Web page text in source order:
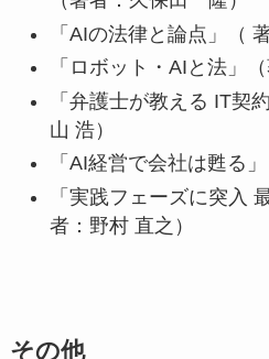
「AIの法律と論点」（
「ロボット・AIと法」
「弁護士が教える IT契
山 浩）
「AI経営で会社は甦る
「実践フェーズに突入
者：野村 直之）
その他